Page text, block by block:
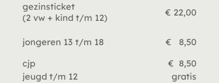
gezinsticket
(2 vw + kind t/m 12) € 22,00
jongeren 13 t/m 18
€ 8,50
cjp
€ 8,50
jeugd t/m 12
gratis